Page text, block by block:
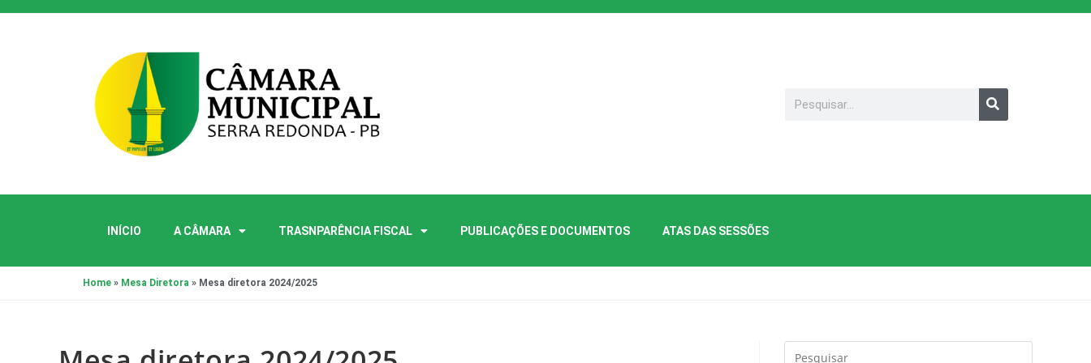
INÍCIO A CÂMARA TRASNPARÊNCIA FISCAL PUBLICAÇÕES E DOCUMENTOS ATAS DAS SESSÕES
Home » Mesa Diretora » Mesa diretora 2024/2025